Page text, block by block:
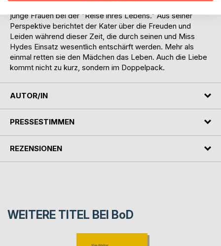
junge Frauen bei der "Reise ihres Lebens." Aus seiner
Perspektive berichtet der Kater über die Freuden und
Leiden während dieser Zeit, die durch seinen und Miss
Hydes Einsatz wesentlich entschärft werden. Mehr als
einmal retten sie den Mädchen das Leben. Auch die Liebe
kommt nicht zu kurz, sondern im Doppelpack.
AUTOR/IN
PRESSESTIMMEN
REZENSIONEN
WEITERE TITEL BEI BoD